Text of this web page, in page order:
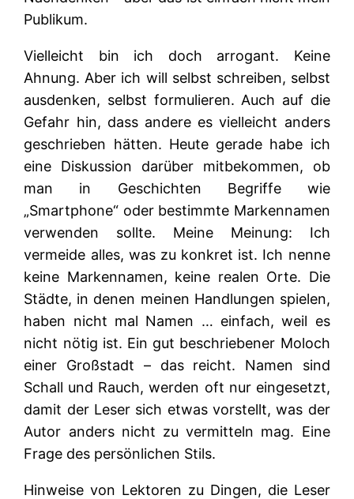
Publikum.
Vielleicht bin ich doch arrogant. Keine
Ahnung. Aber ich will selbst schreiben, selbst
ausdenken, selbst formulieren. Auch auf die
Gefahr hin, dass andere es vielleicht anders
geschrieben hätten. Heute gerade habe ich
eine Diskussion darüber mitbekommen, ob
man in Geschichten Begriffe wie
„Smartphone“ oder bestimmte Markennamen
verwenden sollte. Meine Meinung: Ich
vermeide alles, was zu konkret ist. Ich nenne
keine Markennamen, keine realen Orte. Die
Städte, in denen meinen Handlungen spielen,
haben nicht mal Namen … einfach, weil es
nicht nötig ist. Ein gut beschriebener Moloch
einer Großstadt – das reicht. Namen sind
Schall und Rauch, werden oft nur eingesetzt,
damit der Leser sich etwas vorstellt, was der
Autor anders nicht zu vermitteln mag. Eine
Frage des persönlichen Stils.
Hinweise von Lektoren zu Dingen, die Leser